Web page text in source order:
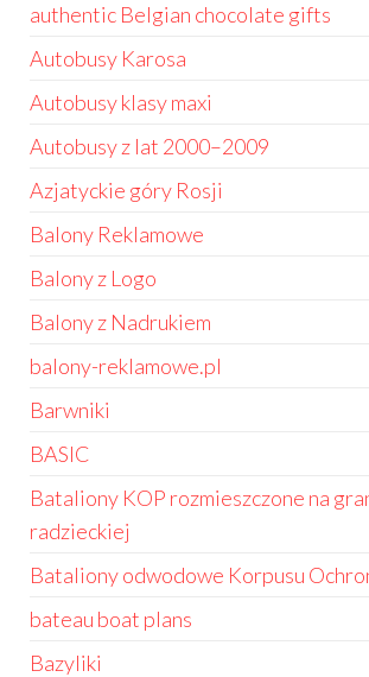
authentic Belgian chocolate gifts
Autobusy Karosa
Autobusy klasy maxi
Autobusy z lat 2000–2009
Azjatyckie góry Rosji
Balony Reklamowe
Balony z Logo
Balony z Nadrukiem
balony-reklamowe.pl
Barwniki
BASIC
Bataliony KOP rozmieszczone na
radzieckiej
Bataliony odwodowe Korpusu
bateau boat plans
Bazyliki